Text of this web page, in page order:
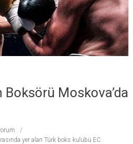
Moskova’da
yer alan Türk boks kulübü EC